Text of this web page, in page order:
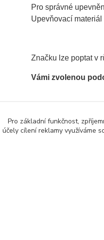
Pro správné
Upevňovací materiál
Značku lze poptat v
Vámi zvolenou
Zboží zařazeno
Pro základní funkčnost,
účely cílení reklamy využíváme